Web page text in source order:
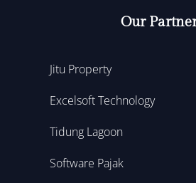
Our
Jitu Property
Excelsoft Technology
Tidung Lagoon
Software Pajak